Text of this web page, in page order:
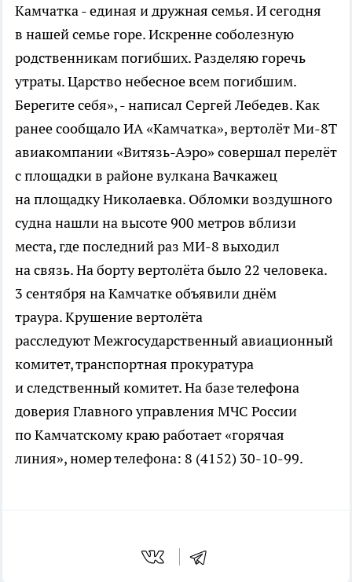
Камчатка - единая и дружная семья. И сегодня
в нашей семье горе. Искренне соболезную
родственникам погибших. Разделяю горечь
утраты. Царство небесное всем погибшим.
Берегите себя», - написал Сергей Лебедев. Как
ранее сообщало ИА «Камчатка», вертолёт Ми-8Т
авиакомпании «Витязь-Аэро» совершал перелёт
с площадки в районе вулкана Вачкажец
на площадку Николаевка. Обломки воздушного
судна нашли на высоте 900 метров вблизи
места, где последний раз МИ-8 выходил
на связь. На борту вертолёта было 22 человека.
3 сентября на Камчатке объявили днём
траура. Крушение вертолёта
расследуют Межгосударственный авиационный
комитет, транспортная прокуратура
и следственный комитет. На базе телефона
доверия Главного управления МЧС России
по Камчатскому краю работает «горячая
линия», номер телефона: 8 (4152) 30-10-99.